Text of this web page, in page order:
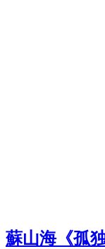
蘇山海《孤